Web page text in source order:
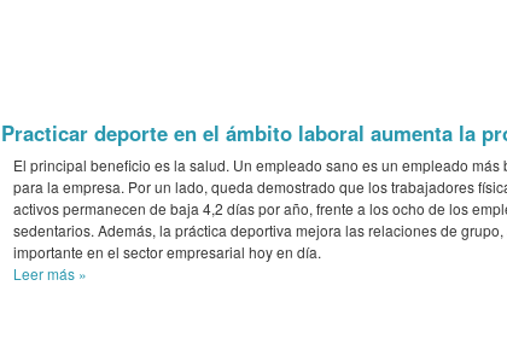
Practicar deporte en el ámbito laboral aumenta la
El principal beneficio es la salud. Un empleado sano es un empleado más
para la empresa. Por un lado, queda demostrado que los trabajadores
activos permanecen de baja 4,2 días por año, frente a los ocho de los
sedentarios. Además, la práctica deportiva mejora las relaciones de
importante en el sector empresarial hoy en día.
Leer más »